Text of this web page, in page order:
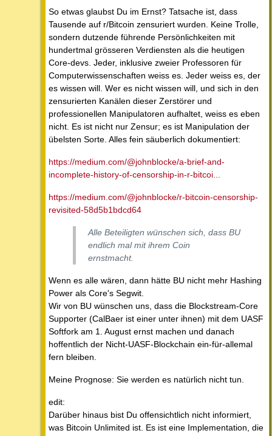
So etwas glaubst Du im Ernst? Tatsache ist, dass
Tausende auf r/Bitcoin zensuriert wurden. Keine Trolle,
sondern dutzende führende Persönlichkeiten mit
hundertmal grösseren Verdiensten als die heutigen
Core-devs. Jeder, inklusive zweier Professoren für
Computerwissenschaften weiss es. Jeder weiss es, der
es wissen will. Wer es nicht wissen will, und sich in den
zensurierten Kanälen dieser Zerstörer und
professionellen Manipulatoren aufhaltet, weiss es eben
nicht. Es ist nicht nur Zensur; es ist Manipulation der
übelsten Sorte. Alles fein säuberlich dokumentiert:
https://medium.com/@johnblocke/a-brief-and-
incomplete-history-of-censorship-in-r-bitcoi...
https://medium.com/@johnblocke/r-bitcoin-censorship-
revisited-58d5b1bdcd64
Alle Beteiligten wünschen sich, dass BU
endlich mal mit ihrem Coin
ernstmacht.
Wenn es alle wären, dann hätte BU nicht mehr Hashing
Power als Core's Segwit.
Wir von BU wünschen uns, dass die Blockstream-Core
Supporter (CalBaer ist einer unter ihnen) mit dem UASF
Softfork am 1. August ernst machen und danach
hoffentlich der Nicht-UASF-Blockchain ein-für-allemal
fern bleiben.
Meine Prognose: Sie werden es natürlich nicht tun.
edit:
Darüber hinaus bist Du offensichtlich nicht informiert,
was Bitcoin Unlimited ist. Es ist eine Implementation, die